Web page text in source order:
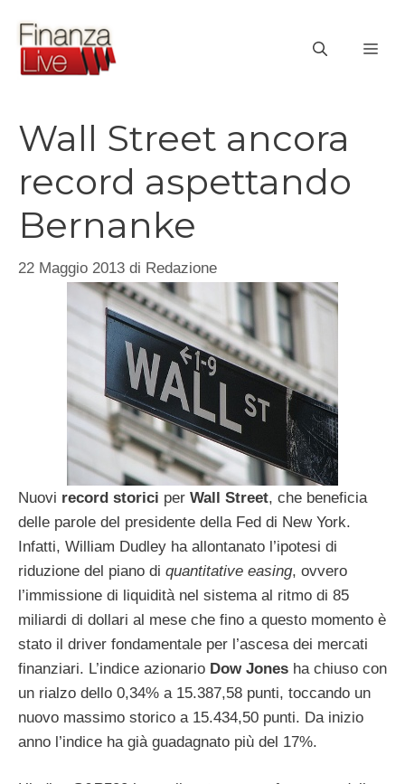
contenuto
Wall Street ancora
record aspettando
Bernanke
22 Maggio 2013 di Redazione
Nuovi record storici per Wall Street, che beneficia
delle parole del presidente della Fed di New York.
Infatti, William Dudley ha allontanato l’ipotesi di
riduzione del piano di quantitative easing, ovvero
l’immissione di liquidità nel sistema al ritmo di 85
miliardi di dollari al mese che fino a questo momento è
stato il driver fondamentale per l’ascesa dei mercati
finanziari. L’indice azionario Dow Jones ha chiuso con
un rialzo dello 0,34% a 15.387,58 punti, toccando un
nuovo massimo storico a 15.434,50 punti. Da inizio
anno l’indice ha già guadagnato più del 17%.